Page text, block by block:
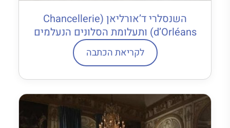
השנסלרי ד’אורליאן (Chancellerie
d’Orléans) ותעלומת הסלונים הנעלמים
לקריאת הכתבה